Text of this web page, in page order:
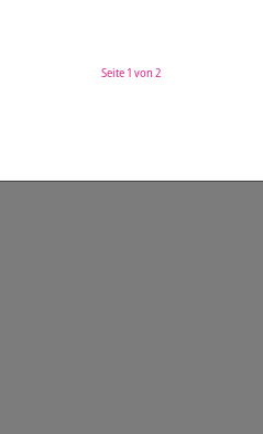
Seite 1 von 2